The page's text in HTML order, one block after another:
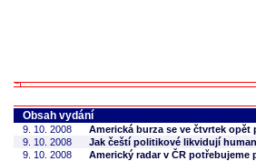
Obsah vydání
9. 10. 2008
Americká burza se ve čtvrtek opět
9. 10. 2008
Jak čeští politikové likvidují
9. 10. 2008
Americký radar v ČR potřebujeme